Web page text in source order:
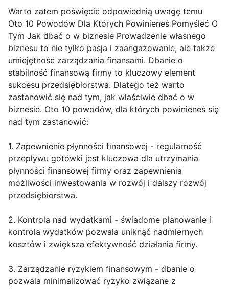
Warto zatem poświęcić odpowiednią uwagę temu
Oto 10 Powodów Dla Których Powinieneś Pomyśleć O
Tym Jak dbać o w biznesie Prowadzenie własnego
biznesu to nie tylko pasja i zaangażowanie, ale także
umiejętność zarządzania finansami. Dbanie o
stabilność finansową firmy to kluczowy element
sukcesu przedsiębiorstwa. Dlatego też warto
zastanowić się nad tym, jak właściwie dbać o w
biznesie. Oto 10 powodów, dla których powinieneś się
nad tym zastanowić:
1. Zapewnienie płynności finansowej - regularność
przepływu gotówki jest kluczowa dla utrzymania
płynności finansowej firmy oraz zapewnienia
możliwości inwestowania w rozwój i dalszy rozwój
przedsiębiorstwa.
2. Kontrola nad wydatkami - świadome planowanie i
kontrola wydatków pozwala uniknąć nadmiernych
kosztów i zwiększa efektywność działania firmy.
3. Zarządzanie ryzykiem finansowym - dbanie o
pozwala minimalizować ryzyko związane z